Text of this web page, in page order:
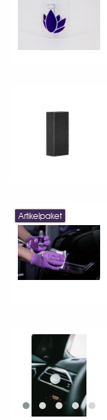
Artikelpaket